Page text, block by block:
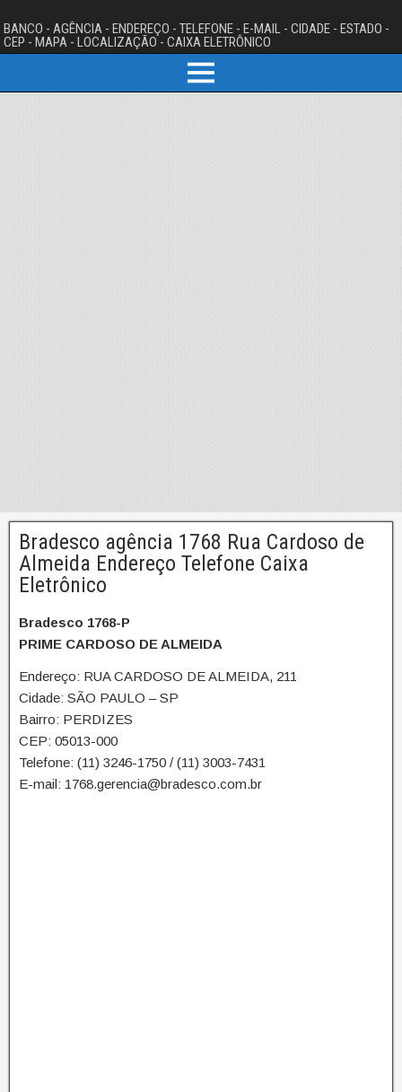
BANCO - AGÊNCIA - ENDEREÇO - TELEFONE - E-MAIL - CIDADE - ESTADO -
CEP - MAPA - LOCALIZAÇÃO - CAIXA ELETRÔNICO
Bradesco agência 1768 Rua Cardoso de
Almeida Endereço Telefone Caixa
Eletrônico
Bradesco 1768-P
PRIME CARDOSO DE ALMEIDA
Endereço: RUA CARDOSO DE ALMEIDA, 211
Cidade: SÃO PAULO – SP
Bairro: PERDIZES
CEP: 05013-000
Telefone: (11) 3246-1750 / (11) 3003-7431
E-mail: 1768.gerencia@bradesco.com.br